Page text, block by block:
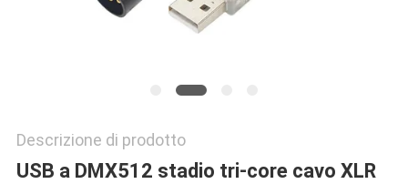
Descrizione di prodotto
USB a DMX512 stadio tri-core cavo XLR